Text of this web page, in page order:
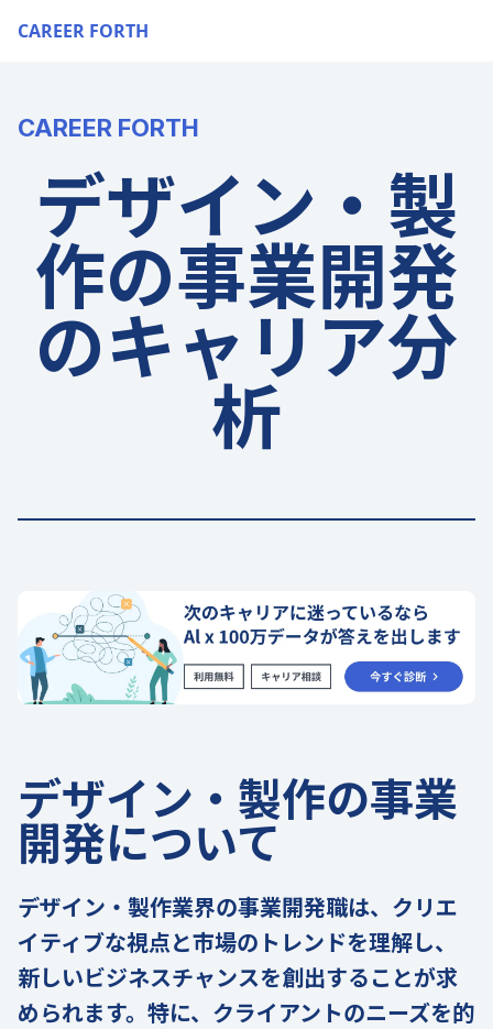
CAREER FORTH
CAREER FORTH
デザイン・製
作の事業開発
のキャリア分
析
デザイン・製作の事業
開発について
デザイン・製作業界の事業開発職は、クリエ
イティブな視点と市場のトレンドを理解し、
新しいビジネスチャンスを創出することが求
められます。特に、クライアントのニーズを的